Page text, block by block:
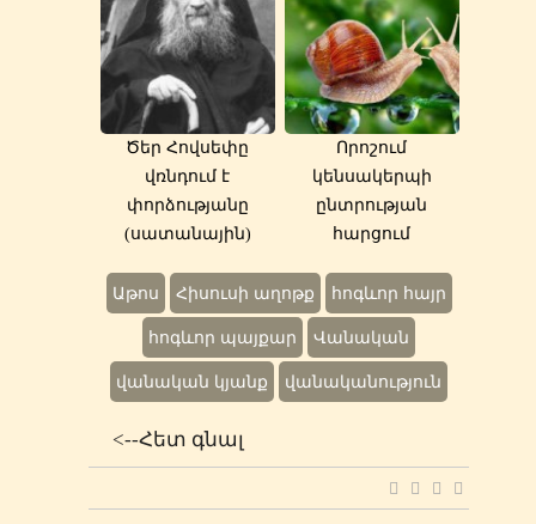
Ծեր Հովսեփը
վռնդում է
փորձությանը
(սատանային)
Որոշում
կենսակերպի
ընտրության
հարցում
Աթոս Հիսուսի աղոթք հոգևոր հայր
հոգևոր պայքար Վանական
վանական կյանք վանականություն
<--Հետ գնալ